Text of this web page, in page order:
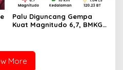
Palu Diguncang Gempa
Kuat Magnitudo 6,7, BMKG
More